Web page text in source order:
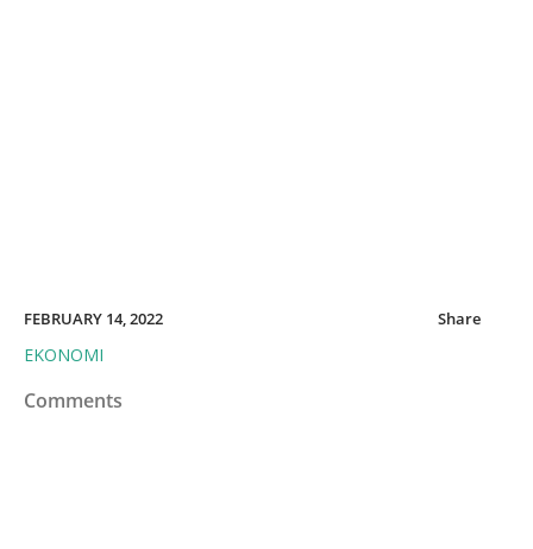
FEBRUARY 14, 2022
EKONOMI
Share
Comments